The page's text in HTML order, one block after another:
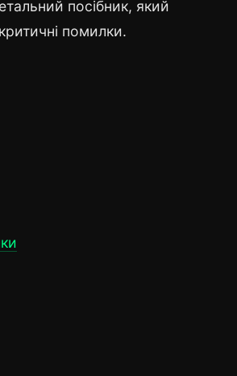
посібник, який
помилки.